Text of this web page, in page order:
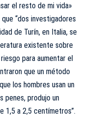
el resto de mi vida»
“dos investigadores
de Turín, en Italia, se
existente sobre
para aumentar el
que un método
los hombres usan un
penes, produjo un
1,5 a 2,5 centímetros”.